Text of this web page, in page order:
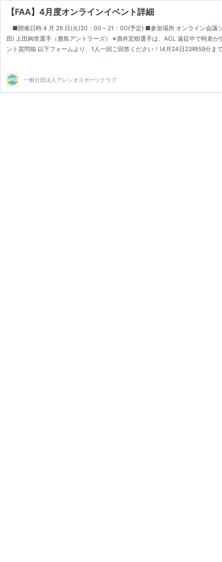
【FAA】4月度オンラインイベント詳細
■開催日時 4 月 26 日(火)20：00～21：00(予定) ■参加場所 オンライン会議
田) 上田絢世選手（鹿島アントラーズ） ※酒井宏樹選手は、ACL 遠征中で時差
ント質問箱 以下フォームより、1人一回ご回答ください！(4月24日23時59分
一般社団法人アレシオスポーツクラブ